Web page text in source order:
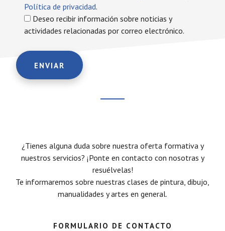
Política de privacidad.
Deseo recibir información sobre noticias y
actividades relacionadas por correo electrónico.
¿Tienes alguna duda sobre nuestra oferta formativa y
nuestros servicios? ¡Ponte en contacto con nosotras y
resuélvelas!
Te informaremos sobre nuestras clases de pintura, dibujo,
manualidades y artes en general.
FORMULARIO DE CONTACTO